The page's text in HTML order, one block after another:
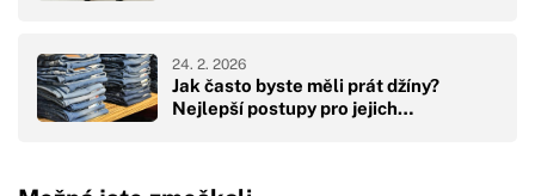
Jak často byste měli prát džíny?
Nejlepší postupy pro jejich…
24. 2. 2026